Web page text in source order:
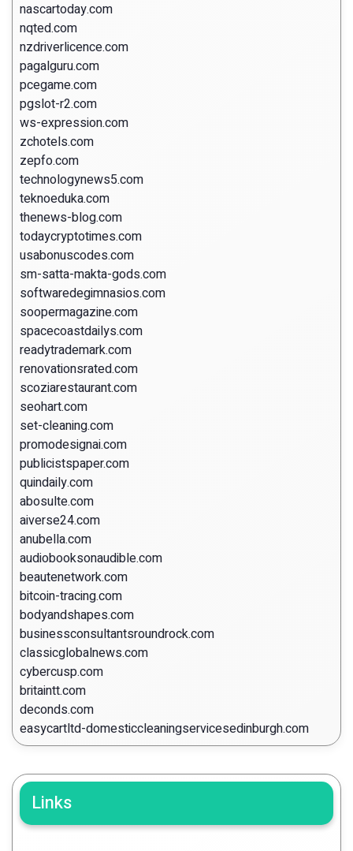
nascartoday.com
nqted.com
nzdriverlicence.com
pagalguru.com
pcegame.com
pgslot-r2.com
ws-expression.com
zchotels.com
zepfo.com
technologynews5.com
teknoeduka.com
thenews-blog.com
todaycryptotimes.com
usabonuscodes.com
sm-satta-makta-gods.com
softwaredegimnasios.com
soopermagazine.com
spacecoastdailys.com
readytrademark.com
renovationsrated.com
scoziarestaurant.com
seohart.com
set-cleaning.com
promodesignai.com
publicistspaper.com
quindaily.com
abosulte.com
aiverse24.com
anubella.com
audiobooksonaudible.com
beautenetwork.com
bitcoin-tracing.com
bodyandshapes.com
businessconsultantsroundrock.com
classicglobalnews.com
cybercusp.com
britaintt.com
deconds.com
easycartltd-domesticcleaningservicesedinburgh.com
Links